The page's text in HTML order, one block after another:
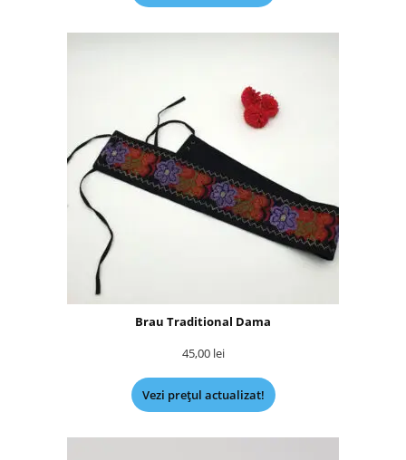
Brau Traditional Dama
45,00 lei
Vezi prețul actualizat!